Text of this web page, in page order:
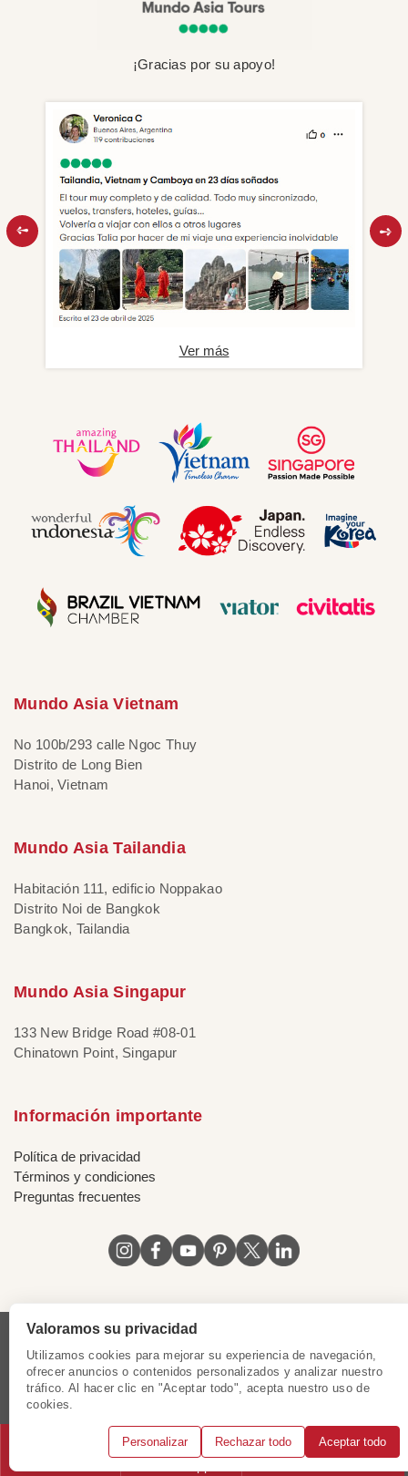
¡Gracias por su apoyo!
Ver más
Mundo Asia Vietnam
No 100b/293 calle Ngoc Thuy
Distrito de Long Bien
Hanoi, Vietnam
Mundo Asia Tailandia
Habitación 111, edificio Noppakao
Distrito Noi de Bangkok
Bangkok, Tailandia
Mundo Asia Singapur
133 New Bridge Road #08-01
Chinatown Point, Singapur
Información importante
Política de privacidad
Términos y condiciones
Preguntas frecuentes
Licencia de Vietnam | Certificado de Singapur |
Certificado de Hong Kong, China | Certificado de Chile |
Certificado de Peru | Certificado de Mexico |
© 2018 - 2025 Mundo Asia. Reservados todos los derechos.
Valoramos su privacidad
Utilizamos cookies para mejorar su experiencia de navegación,
ofrecer anuncios o contenidos personalizados y analizar nuestro
tráfico. Al hacer clic en "Aceptar todo", acepta nuestro uso de
cookies.
Personalizar Rechazar todo Aceptar todo